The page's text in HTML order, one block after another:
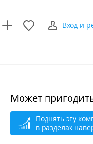
Вход и
Может
Поднять эту
в разделах